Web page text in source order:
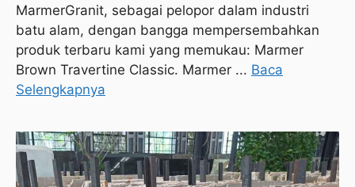
MarmerGranit, sebagai pelopor dalam industri
batu alam, dengan bangga mempersembahkan
produk terbaru kami yang memukau: Marmer
Brown Travertine Classic. Marmer ... Baca
Selengkapnya